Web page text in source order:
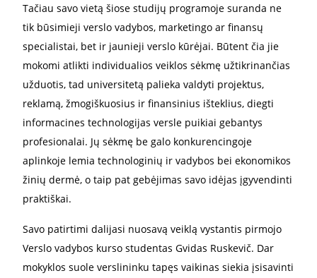
Tačiau savo vietą šiose studijų programoje suranda ne
tik būsimieji verslo vadybos, marketingo ar finansų
specialistai, bet ir jaunieji verslo kūrėjai. Būtent čia jie
mokomi atlikti individualios veiklos sėkmę užtikrinančias
užduotis, tad universitetą palieka valdyti projektus,
reklamą, žmogiškuosius ir finansinius išteklius, diegti
informacines technologijas versle puikiai gebantys
profesionalai. Jų sėkmę be galo konkurencingoje
aplinkoje lemia technologinių ir vadybos bei ekonomikos
žinių dermė, o taip pat gebėjimas savo idėjas įgyvendinti
praktiškai.
Savo patirtimi dalijasi nuosavą veiklą vystantis pirmojo
Verslo vadybos kurso studentas Gvidas Ruskevič. Dar
mokyklos suole verslininku tapęs vaikinas siekia įsisavinti